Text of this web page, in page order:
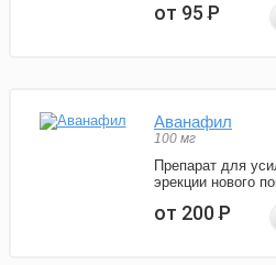
от 95Р
Аванафил
100 мг
Препарат для
эрекции нового
от 200Р